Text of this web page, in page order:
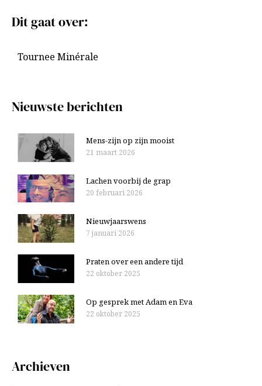
k
r
Dit gaat over:
Tournee Minérale
Nieuwste berichten
Mens-zijn op zijn mooist
21 maart 2026
Lachen voorbij de grap
20 februari 2026
Nieuwjaarswens
7 januari 2026
Praten over een andere tijd
22 oktober 2025
Op gesprek met Adam en Eva
22 oktober 2025
Archieven
h
n